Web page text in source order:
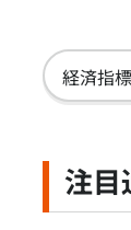
経済指
注目